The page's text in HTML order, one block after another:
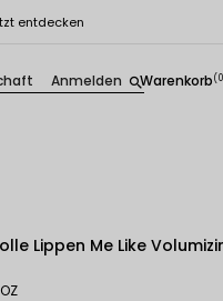
entdecken
search
Anmelden Warenkorb
Lippen Me Like